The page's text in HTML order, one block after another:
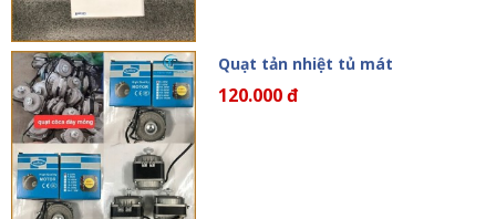
Quạt tản nhiệt tủ mát
120.000 đ